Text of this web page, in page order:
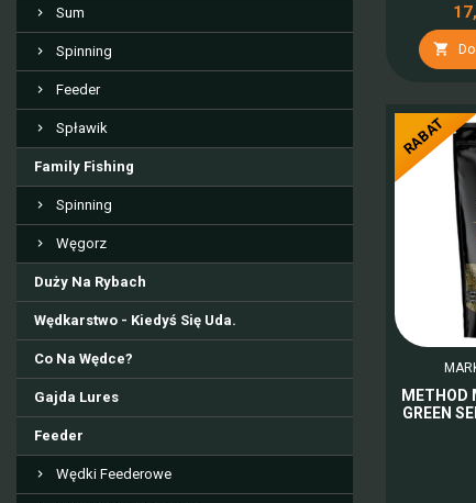
Sum
Spinning
Feeder
Spławik
Family Fishing
Spinning
Węgorz
Duży Na Rybach
Wędkarstwo - Kiedyś Się Uda.
Co Na Wędce?
Gajda Lures
Feeder
Wędki Feederowe

RABAT
METHOD
GREEN